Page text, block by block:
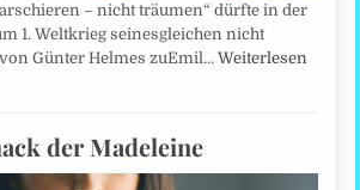
– nicht träumen“ dürfte in der
1. Weltkrieg seinesgleichen nicht
Günter Helmes zuEmil…Weiterlesen
der Madeleine